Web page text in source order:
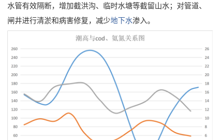
水管有效隔断，增加截洪沟、临时水塘等截留山水；对管道、
闸井进行清淤和病害修复，减少地下水渗入。